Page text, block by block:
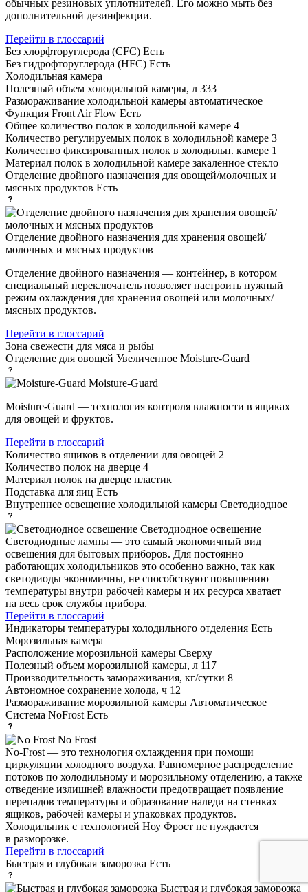
обычных резиновых уплотнителей. Его можно мыть без
дополнительной дезинфекции.
Перейти в глоссарий
Без хлорфторуглерода (CFC) Есть
Без гидрофторуглерода (HFC) Есть
Холодильная камера
Полезный объем холодильной камеры, л 333
Размораживание холодильной камеры автоматическое
Функция Front Air Flow Есть
Общее количество полок в холодильной камере 4
Количество регулируемых полок в холодильной камере 3
Количество фиксированных полок в холодильн. камере 1
Материал полок в холодильной камере закаленное стекло
Отделение двойного назначения для овощей/молочных и
мясных продуктов Есть
Отделение двойного назначения для хранения овощей/
молочных и мясных продуктов
Отделение двойного назначения — контейнер, в котором
специальный переключатель позволяет настроить нужный
режим охлаждения для хранения овощей или молочных/
мясных продуктов.
Перейти в глоссарий
Зона свежести для мяса и рыбы
Отделение для овощей Увеличенное Moisture-Guard
Moisture-Guard
Moisture-Guard — технология контроля влажности в ящиках
для овощей и фруктов.
Перейти в глоссарий
Количество ящиков в отделении для овощей 2
Количество полок на дверце 4
Материал полок на дверце пластик
Подставка для яиц Есть
Внутреннее освещение холодильной камеры Светодиодное
Светодиодное освещение
Светодиодные лампы — это самый экономичный вид
освещения для бытовых приборов. Для постоянно
работающих холодильников это особенно важно, так как
светодиоды экономичны, не способствуют повышению
температуры внутри рабочей камеры и их ресурса хватает
на весь срок службы прибора.
Перейти в глоссарий
Индикаторы температуры холодильного отделения Есть
Морозильная камера
Расположение морозильной камеры Сверху
Полезный объем морозильной камеры, л 117
Производительность замораживания, кг/сутки 8
Автономное сохранение холода, ч 12
Размораживание морозильной камеры Автоматическое
Система NoFrost Есть
No Frost
No-Frost — это технология охлаждения при помощи
циркуляции холодного воздуха. Равномерное распределение
потоков по холодильному и морозильному отделению, а также
отведение излишней влажности предотвращает появление
перепадов температуры и образование наледи на стенках
ящиков, рабочей камеры и упаковках продуктов.
Холодильник с технологией Ноу Фрост не нуждается
в разморозке.
Перейти в глоссарий
Быстрая и глубокая заморозка Есть
Быстрая и глубокая заморозка